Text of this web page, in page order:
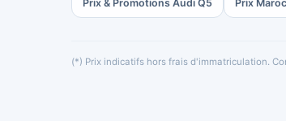
Prix & Promotions Audi Q5 Prix
(*) Prix indicatifs hors frais d'immatriculation.